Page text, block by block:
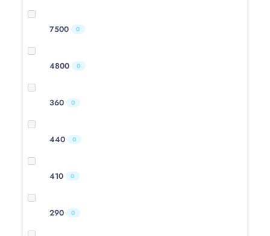
7500 0
4800 0
360 0
440 0
410 0
290 0